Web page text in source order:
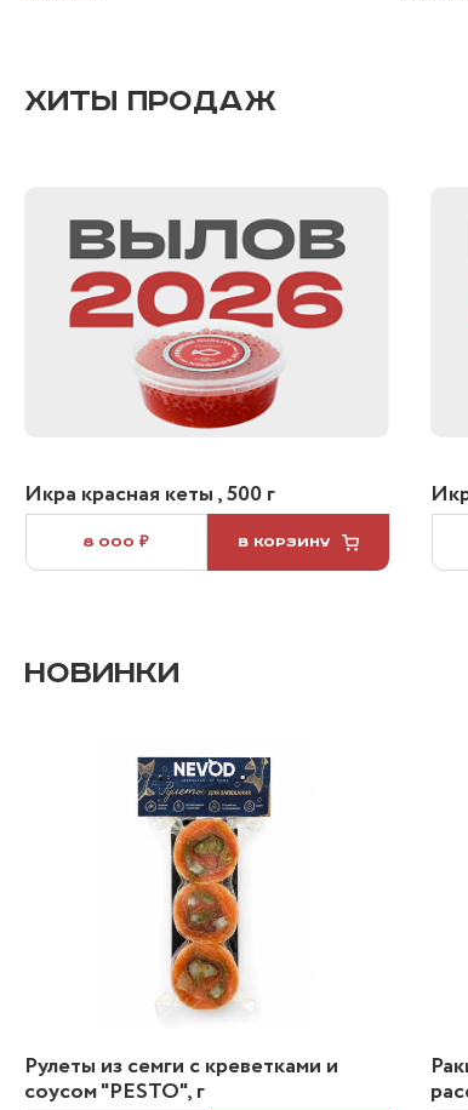
ХИТЫ ПРОДАЖ
Икра красная кеты , 500 г
8 000 ₽ В КОРЗИНУ
НОВИНКИ
Рулеты из семги с креветками и
соусом "PESTO", г